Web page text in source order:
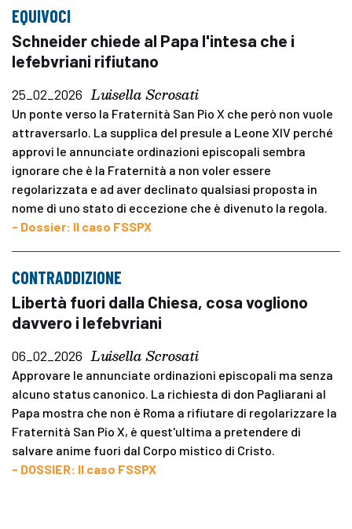
EQUIVOCI
Schneider chiede al Papa l'intesa che i
lefebvriani rifiutano
25_02_2026 Luisella Scrosati
Un ponte verso la Fraternità San Pio X che però non vuole
attraversarlo. La supplica del presule a Leone XIV perché
approvi le annunciate ordinazioni episcopali sembra
ignorare che è la Fraternità a non voler essere
regolarizzata e ad aver declinato qualsiasi proposta in
nome di uno stato di eccezione che è divenuto la regola.
- Dossier: Il caso FSSPX
CONTRADDIZIONE
Libertà fuori dalla Chiesa, cosa vogliono
davvero i lefebvriani
06_02_2026 Luisella Scrosati
Approvare le annunciate ordinazioni episcopali ma senza
alcuno status canonico. La richiesta di don Pagliarani al
Papa mostra che non è Roma a rifiutare di regolarizzare la
Fraternità San Pio X, è quest'ultima a pretendere di
salvare anime fuori dal Corpo mistico di Cristo.
- DOSSIER: Il caso FSSPX